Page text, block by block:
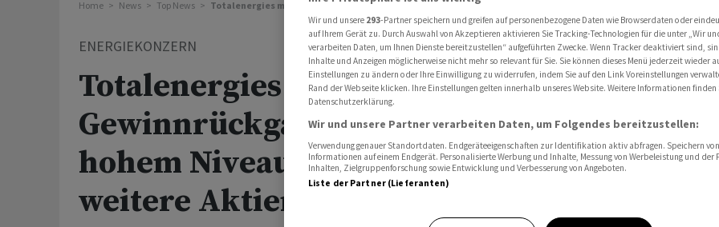
Home News Top News Totalenergies mit Gewinnrückgang auf hohem Niveau - kauft weitere Aktien zurück
ENERGIEKONZERN
Totalenergies mit
Gewinnrückgang auf
hohem Niveau - kauft
weitere Aktien zurück
ROHÖL (BRENT)
Wir und unsere 293-Partner speichern und greifen auf personenbezogene Daten wie Browserdaten oder
auf Ihrem Gerät zu. Durch Auswahl von Akzeptieren aktivieren Sie Tracking-Technologien für die unter „Wir
verarbeiten Daten, um Ihnen Dienste bereitzustellen“ aufgeführten Zwecke. Wenn Tracker deaktiviert sind,
Inhalte und Anzeigen möglicherweise nicht mehr so relevant für Sie. Sie können dieses Menü jederzeit wieder
Einstellungen zu ändern oder Ihre Einwilligung zu widerrufen, indem Sie auf den Link Voreinstellungen
Rand der Webseite klicken. Ihre Einstellungen gelten innerhalb unseres Website. Weitere Informationen finden
Datenschutzerklärung.
Wir und unsere Partner verarbeiten Daten, um Folgendes bereitzustellen:
Verwendung genauer Standortdaten. Endgeräteeigenschaften zur Identifikation aktiv abfragen. Speichern
Informationen auf einem Endgerät. Personalisierte Werbung und Inhalte, Messung von Werbeleistung und der
Inhalten, Zielgruppenforschung sowie Entwicklung und Verbesserung von Angeboten.
Liste der Partner (Lieferanten)